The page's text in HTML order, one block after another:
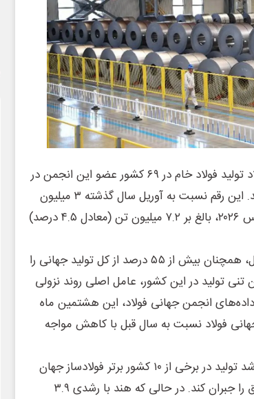
بر اساس گزارش رسمی انجمن جهانی فولاد تولید فولاد خام در ۶۹ کشور عضو این انجمن در
ماه آوریل به حدود ۱۵۳.۴ میلیون تن رسید. این رقم نسبت به آوریل سال گذشته ۳ میلیون
تن (معادل ۱.۹ درصد) و نسبت به ماه مارس ۲۰۲۶، بالغ بر ۷.۲ میلیون تن (معادل ۴.۵ درصد)
چین با تولید ۸۶ میلیون تن فولاد در آوریل، همچنان بیش از ۵۵ درصد از کل تولید جهانی را
دارد؛ با این حال، افت ۲.۴ میلیون تنی تولید در این کشور، عامل اصلی روند نزولی
انجمن جهانی فولاد، این هشتمین ماه
است که تولید جهانی فولاد نسبت به سال قبل با کاهش مواجه
بررسی آمارهای آوریل نشان می‌دهد که رشد تولید در برخی از ۱۰ کشور برتر فولادساز جهان
نتوانست کاهش‌های عمده در سایر مناطق را جبران کند. در حالی که هند با رشدی ۳.۹